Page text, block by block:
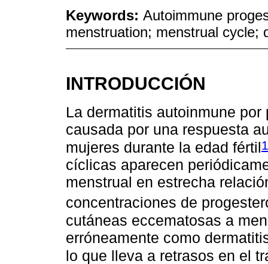
Keywords: Autoimmune
menstruation; menstrual cycle;
INTRODUCCIÓN
La dermatitis autoinmune
causada por una respuesta
mujeres durante la edad fértil1
cíclicas aparecen
menstrual en estrecha
concentraciones de
cutáneas eccematosas a
erróneamente como
lo que lleva a retrasos en el